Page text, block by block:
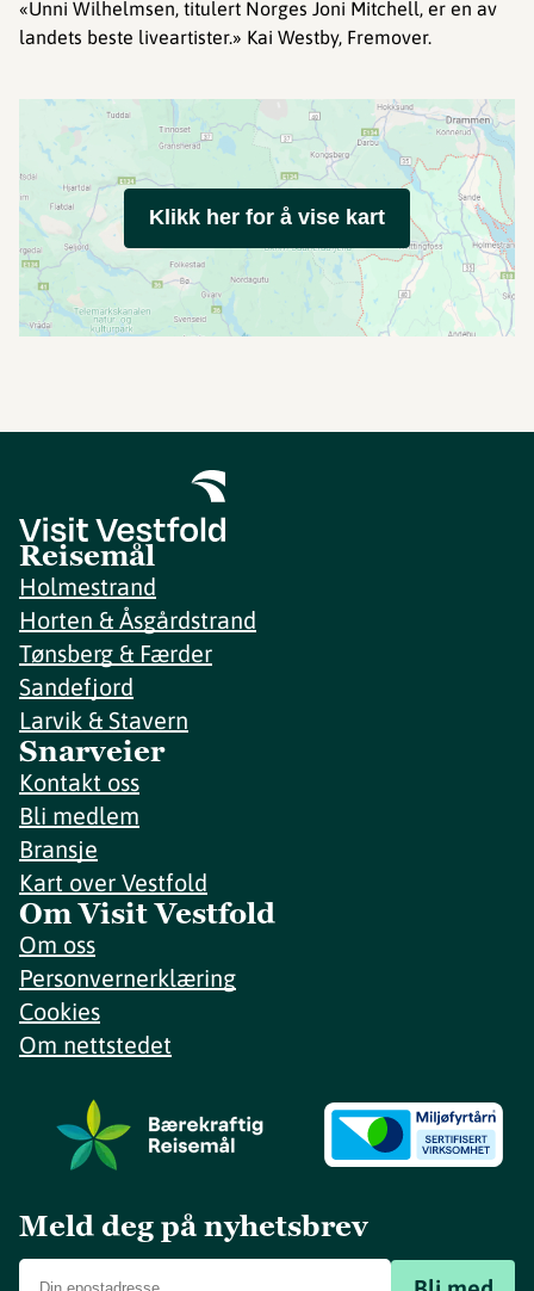
«Unni Wilhelmsen, titulert Norges Joni Mitchell, er en av
landets beste liveartister.» Kai Westby, Fremover.
Klikk her for å vise kart
Reisemål
Holmestrand
Horten & Åsgårdstrand
Tønsberg & Færder
Sandefjord
Larvik & Stavern
Snarveier
Kontakt oss
Bli medlem
Bransje
Kart over Vestfold
Om Visit Vestfold
Om oss
Personvernerklæring
Cookies
Om nettstedet
Meld deg på nyhetsbrev